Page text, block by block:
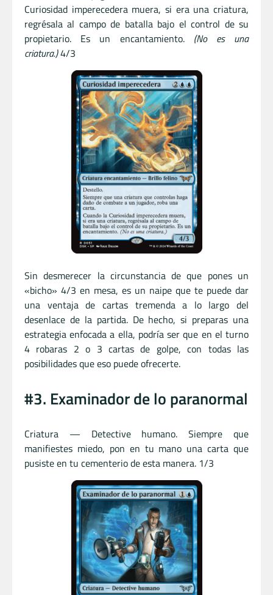
Curiosidad imperecedera muera, si era una criatura,
regrésala al campo de batalla bajo el control de su
propietario. Es un encantamiento. (No es una
criatura.)4/3
Sin desmerecer la circunstancia de que pones un
«bicho» 4/3 en mesa, es un naipe que te puede dar
una ventaja de cartas tremenda a lo largo del
desenlace de la partida. De hecho, si preparas una
estrategia enfocada a ella, podría ser que en el turno
4 robaras 2 o 3 cartas de golpe, con todas las
posibilidades que eso puede ofrecerte.
#3. Examinador de lo paranormal
Criatura — Detective humano. Siempre que
manifiestes miedo, pon en tu mano una carta que
pusiste en tu cementerio de esta manera. 1/3